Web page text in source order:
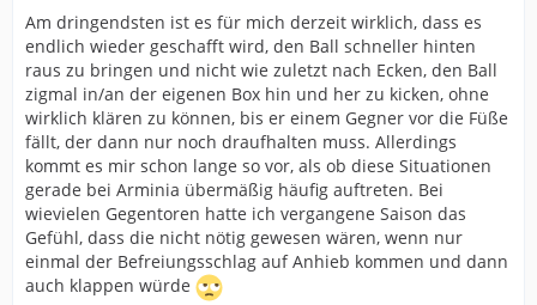
Am dringendsten ist es für mich derzeit wirklich, dass es
endlich wieder geschafft wird, den Ball schneller hinten
raus zu bringen und nicht wie zuletzt nach Ecken, den Ball
zigmal in/an der eigenen Box hin und her zu kicken, ohne
wirklich klären zu können, bis er einem Gegner vor die Füße
fällt, der dann nur noch draufhalten muss. Allerdings
kommt es mir schon lange so vor, als ob diese Situationen
gerade bei Arminia übermäßig häufig auftreten. Bei
wievielen Gegentoren hatte ich vergangene Saison das
Gefühl, dass die nicht nötig gewesen wären, wenn nur
einmal der Befreiungsschlag auf Anhieb kommen und dann
auch klappen würde